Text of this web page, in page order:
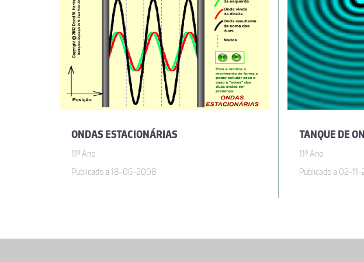
ONDAS ESTACIONÁRIAS
11º Ano
Publicado a 18-06-2008
TANQUE DE
11º Ano
Publicado a 02-